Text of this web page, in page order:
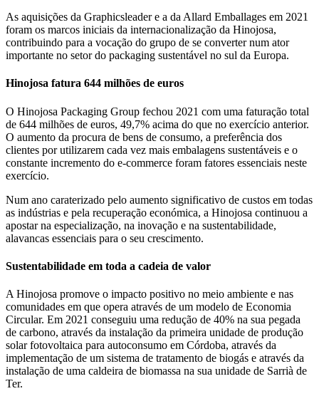
As aquisições da Graphicsleader e a da Allard Emballages em 2021
foram os marcos iniciais da internacionalização da Hinojosa,
contribuindo para a vocação do grupo de se converter num ator
importante no setor do packaging sustentável no sul da Europa.
Hinojosa fatura 644 milhões de euros
O Hinojosa Packaging Group fechou 2021 com uma faturação total
de 644 milhões de euros, 49,7% acima do que no exercício anterior.
O aumento da procura de bens de consumo, a preferência dos
clientes por utilizarem cada vez mais embalagens sustentáveis e o
constante incremento do e-commerce foram fatores essenciais neste
exercício.
Num ano caraterizado pelo aumento significativo de custos em todas
as indústrias e pela recuperação económica, a Hinojosa continuou a
apostar na especialização, na inovação e na sustentabilidade,
alavancas essenciais para o seu crescimento.
Sustentabilidade em toda a cadeia de valor
A Hinojosa promove o impacto positivo no meio ambiente e nas
comunidades em que opera através de um modelo de Economia
Circular. Em 2021 conseguiu uma redução de 40% na sua pegada
de carbono, através da instalação da primeira unidade de produção
solar fotovoltaica para autoconsumo em Córdoba, através da
implementação de um sistema de tratamento de biogás e através da
instalação de uma caldeira de biomassa na sua unidade de Sarrià de
Ter.